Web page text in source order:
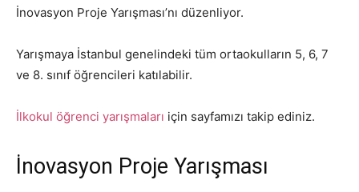
İnovasyon Proje Yarışması’nı düzenliyor.
Yarışmaya İstanbul genelindeki tüm ortaokulların 5, 6, 7
ve 8. sınıf öğrencileri katılabilir.
İlkokul öğrenci yarışmaları için sayfamızı takip ediniz.
İnovasyon Proje Yarışması